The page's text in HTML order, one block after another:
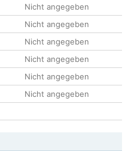
Nicht angegeben
Nicht angegeben
Nicht angegeben
Nicht angegeben
Nicht angegeben
Nicht angegeben